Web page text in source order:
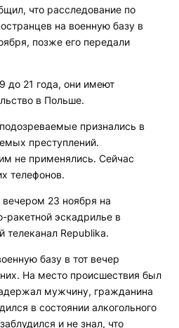
что расследование по
на военную базу в
позже его передали
до 21 года, они имеют
в Польше.
подозреваемые признались в
преступлений.
не применялись. Сейчас
телефонов.
23 ноября на
ракетной эскадрилье в
телеканал Republika.
базу в тот вечер
На место происшествия был
мужчину, гражданина
в состоянии алкогольного
и не знал, что